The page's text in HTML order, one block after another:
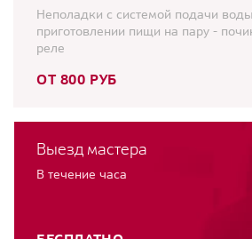
Неполадки с системой подачи
приготовлении пищи на пару -
реле
ОТ 800 РУБ
Выезд мастера
В течение часа